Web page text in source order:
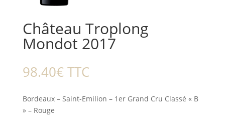
Château Troplong
Mondot 2017
98.40€ TTC
Bordeaux – Saint-Emilion – 1er Grand Cru Classé « B
» – Rouge